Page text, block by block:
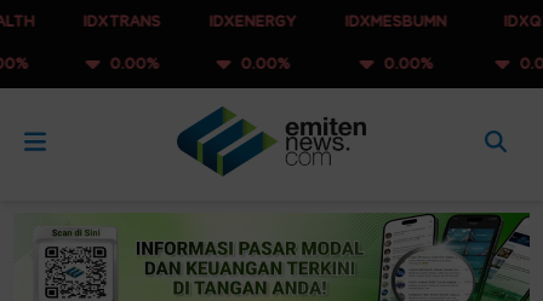
IDXTRANS
0.00%
IDXENERGY
0.00%
IDXMESBUMN
0.00% 0.00%